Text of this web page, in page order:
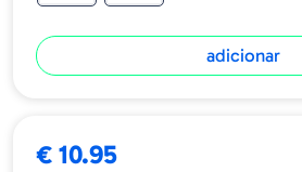
adicionar
€ 10.95